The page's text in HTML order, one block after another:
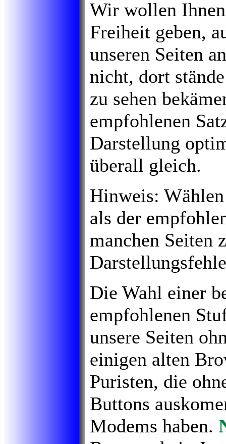
Wir wollen
Freiheit geben,
unseren Seiten
nicht, dort
zu sehen
empfohlenen
Darstellung
überall gleich.
Hinweis:
als der
manchen Seiten
Die Wahl einer
empfohlenen
unsere Seiten
einigen alten
Puristen, die
Buttons
Modems haben.